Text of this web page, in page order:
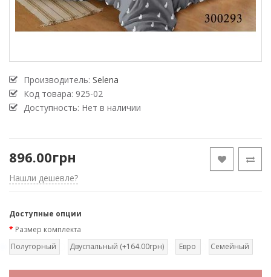
Производитель: Selena
Код товара: 925-02
Доступность: Нет в наличии
896.00грн
Нашли дешевле?
Доступные опции
Размер комплекта
Полуторный
Двуспальный (+164.00грн) Евро Семейный